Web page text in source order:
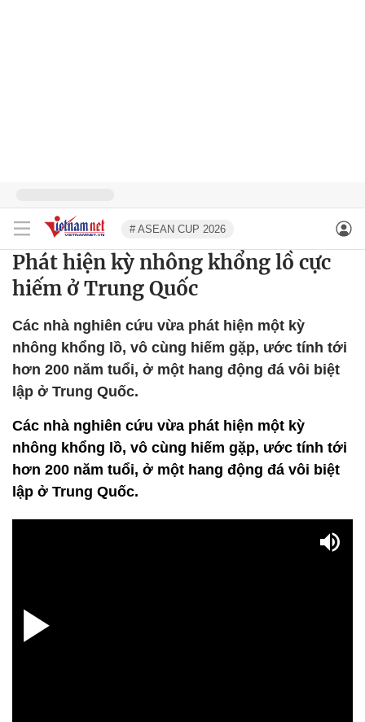
# ASEAN CUP 2026
Phát hiện kỳ nhông khổng lồ cực
hiếm ở Trung Quốc
Các nhà nghiên cứu vừa phát hiện một kỳ
nhông khổng lồ, vô cùng hiếm gặp, ước tính tới
hơn 200 năm tuổi, ở một hang động đá vôi biệt
lập ở Trung Quốc.
Các nhà nghiên cứu vừa phát hiện một kỳ
nhông khổng lồ, vô cùng hiếm gặp, ước tính tới
hơn 200 năm tuổi, ở một hang động đá vôi biệt
lập ở Trung Quốc.